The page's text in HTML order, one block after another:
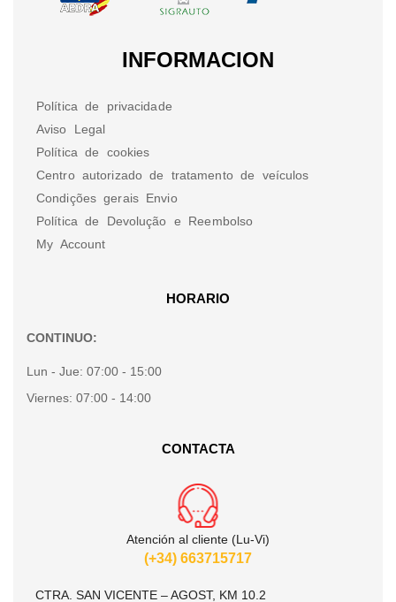
INFORMACION
Política de privacidade
Aviso Legal
Política de cookies
Centro autorizado de tratamento de veículos
Condições gerais Envio
Política de Devolução e Reembolso
My Account
HORARIO
CONTINUO:
Lun - Jue: 07:00 - 15:00
Viernes: 07:00 - 14:00
CONTACTA
Atención al cliente (Lu-Vi)
(+34) 663715717
CTRA. SAN VICENTE – AGOST, KM 10.2